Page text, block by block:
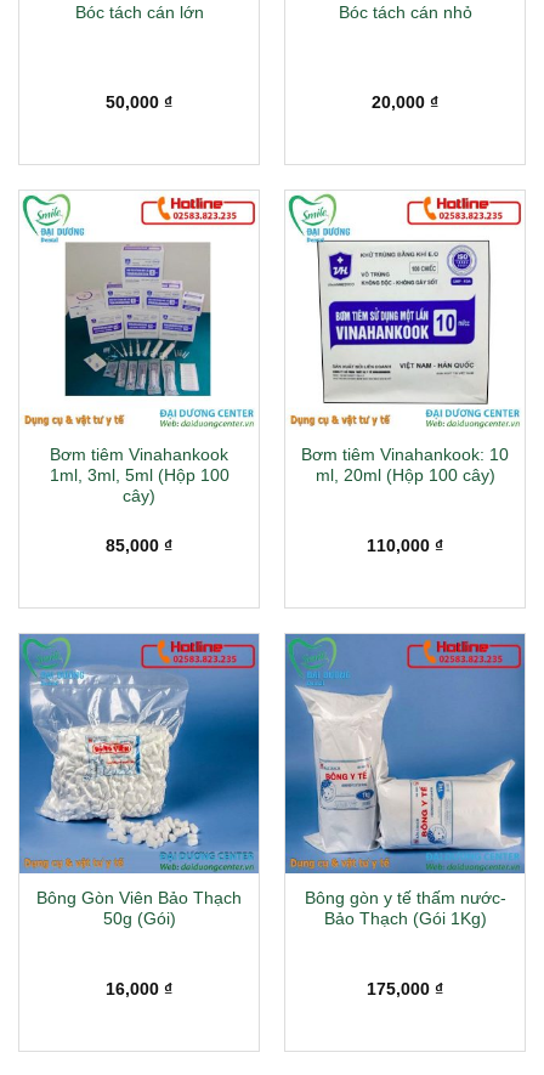
Bóc tách cán lớn
50,000 ₫
Bóc tách cán nhỏ
20,000 ₫
Bơm tiêm Vinahankook
1ml, 3ml, 5ml (Hộp 100
cây)
85,000 ₫
Bơm tiêm Vinahankook: 10
ml, 20ml (Hộp 100 cây)
110,000 ₫
Bông Gòn Viên Bảo Thạch
50g (Gói)
16,000 ₫
Bông gòn y tế thấm nước-
Bảo Thạch (Gói 1Kg)
175,000 ₫